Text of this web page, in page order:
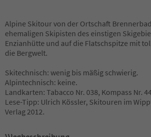
Alpine Skitour von der Ortschaft
ehemaligen Skipisten des einstigen
Enzianhütte und auf die Flatschspitze mit
die Bergwelt.
Skitechnisch: wenig bis mäßig schwierig.
Alpintechnisch: keine.
Landkarten: Tabacco Nr. 038, Kompass Nr.
Lese-Tipp: Ulrich Kössler, Skitouren im
Verlag 2012.